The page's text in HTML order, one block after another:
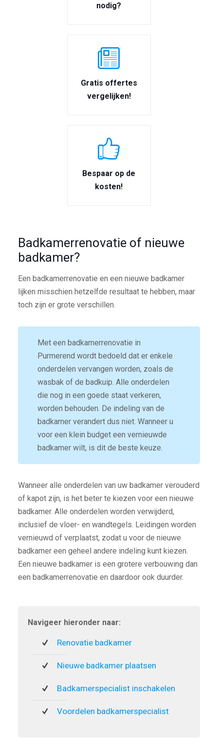
nodig?
Gratis offertes
vergelijken!
Bespaar op de
kosten!
Badkamerrenovatie of nieuwe
badkamer?
Een badkamerrenovatie en een nieuwe badkamer
lijken misschien hetzelfde resultaat te hebben, maar
toch zijn er grote verschillen.
Met een badkamerrenovatie in
Purmerend wordt bedoeld dat er enkele
onderdelen vervangen worden, zoals de
wasbak of de badkuip. Alle onderdelen
die nog in een goede staat verkeren,
worden behouden. De indeling van de
badkamer verandert dus niet. Wanneer u
voor een klein budget een vernieuwde
badkamer wilt, is dit de beste keuze.
Wanneer alle onderdelen van uw badkamer verouderd
of kapot zijn, is het beter te kiezen voor een nieuwe
badkamer. Alle onderdelen worden verwijderd,
inclusief de vloer- en wandtegels. Leidingen worden
vernieuwd of verplaatst, zodat u voor de nieuwe
badkamer een geheel andere indeling kunt kiezen.
Een nieuwe badkamer is een grotere verbouwing dan
een badkamerrenovatie en daardoor ook duurder.
Navigeer hieronder naar:
Renovatie badkamer
Nieuwe badkamer plaatsen
Badkamerspecialist inschakelen
Voordelen badkamerspecialist